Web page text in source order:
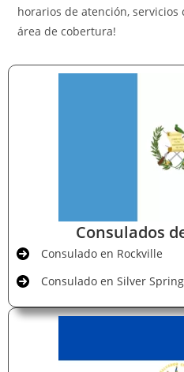
horarios de atención,
área de cobertura!
Consulados
Consulado en Rockville
Consulado en Silver Spring